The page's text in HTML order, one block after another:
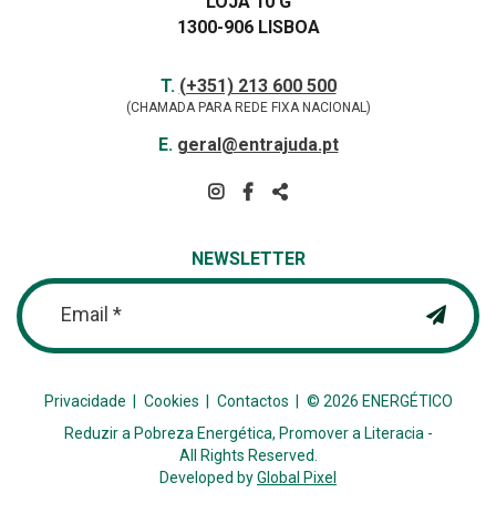
1300-906 LISBOA
T. (+351) 213 600 500
(CHAMADA PARA REDE FIXA NACIONAL)
E. geral@entrajuda.pt
REDE
NEWSLETTER
Email *
Privacidade Cookies Contactos
© 2026 ENERGÉTICO
Reduzir a Pobreza Energética, Promover a Literacia -
All Rights Reserved.
Developed byGlobal Pixel